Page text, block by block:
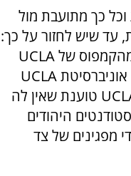
כך מתועבת מול
עד שיש לחזור על כך:
מהקמפוס שלUCLA
UCLA
טוענת שאין לה
היהודים
מפגינים של צד